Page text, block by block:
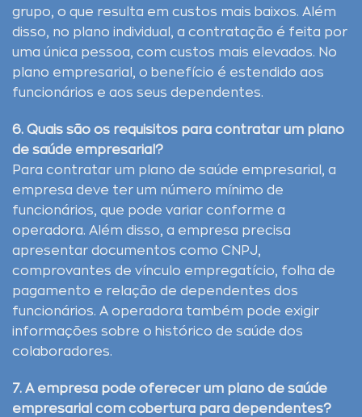
grupo, o que resulta em custos mais baixos. Além
disso, no plano individual, a contratação é feita por
uma única pessoa, com custos mais elevados. No
plano empresarial, o benefício é estendido aos
funcionários e aos seus dependentes.
6. Quais são os requisitos para contratar um plano
de saúde empresarial?
Para contratar um plano de saúde empresarial, a
empresa deve ter um número mínimo de
funcionários, que pode variar conforme a
operadora. Além disso, a empresa precisa
apresentar documentos como CNPJ,
comprovantes de vínculo empregatício, folha de
pagamento e relação de dependentes dos
funcionários. A operadora também pode exigir
informações sobre o histórico de saúde dos
colaboradores.
7. A empresa pode oferecer um plano de saúde
empresarial com cobertura para dependentes?